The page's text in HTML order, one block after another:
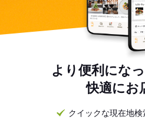
より便利にな
快適にお
クイックな現在地